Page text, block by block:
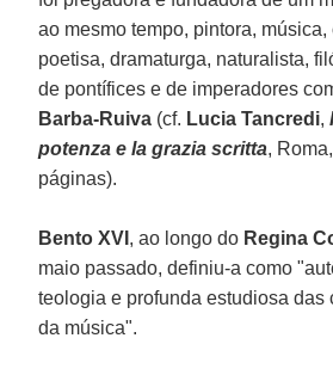
ao mesmo tempo, pintora, música,
poetisa, dramaturga, naturalista,
de pontífices e de imperadores
Barba-Ruiva (cf. Lucia Tancredi,
potenza e la grazia scritta,
páginas).
Bento XVI , ao longo do Regina
maio passado, definiu-a como
teologia e profunda estudiosa das
da música".